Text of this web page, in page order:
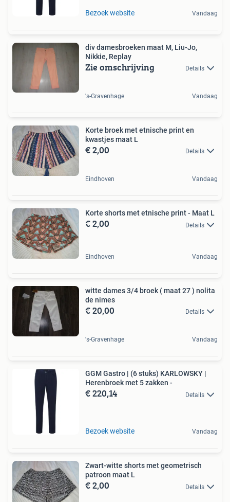
Bezoek website Vandaag
div damesbroeken maat M, Liu-Jo,
Nikkie, Replay
Zie omschrijving Details
's-Gravenhage Vandaag
Korte broek met etnische print en
kwastjes maat L
€ 2,00 Details
Eindhoven Vandaag
Korte shorts met etnische print - Maat L
€ 2,00 Details
Eindhoven Vandaag
witte dames 3/4 broek ( maat 27 ) nolita
de nimes
€ 20,00 Details
's-Gravenhage Vandaag
GGM Gastro | (6 stuks) KARLOWSKY |
Herenbroek met 5 zakken -
€ 220,14 Details
Bezoek website Vandaag
Zwart-witte shorts met geometrisch
patroon maat L
€ 2,00 Details